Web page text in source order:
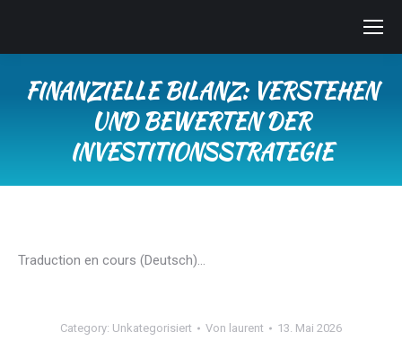
FINANZIELLE BILANZ: VERSTEHEN
UND BEWERTEN DER
INVESTITIONSSTRATEGIE
Traduction en cours (Deutsch)…
Category: Unkategorisiert Von laurent 13. Mai 2026